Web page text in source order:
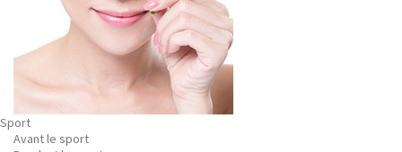
Sport
Avant le sport